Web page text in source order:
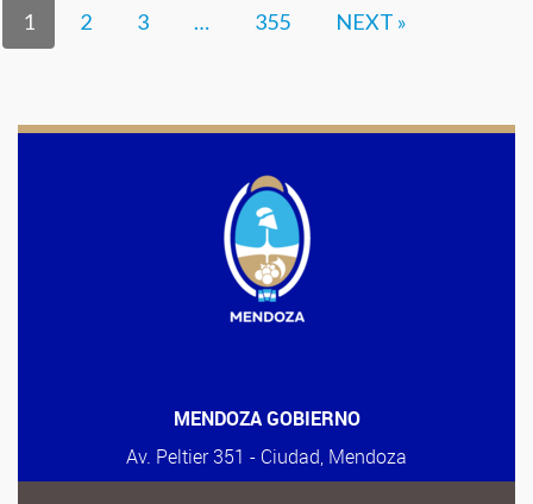
1 2 3 … 355 NEXT »
MENDOZA GOBIERNO
Av. Peltier 351 - Ciudad, Mendoza